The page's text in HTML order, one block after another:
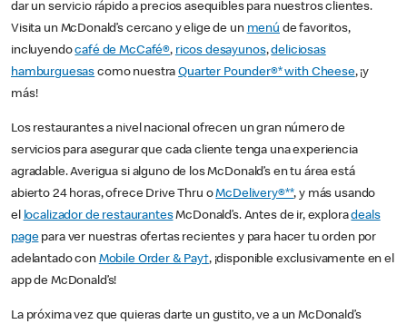
dar un servicio rápido a precios asequibles para nuestros clientes.
Visita un McDonald’s cercano y elige de un menú de favoritos,
incluyendocafé de McCafé®, ricos desayunos,deliciosas
hamburguesas como nuestraQuarter Pounder®* with Cheese, ¡y
más!
Los restaurantes a nivel nacional ofrecen un gran número de
servicios para asegurar que cada cliente tenga una experiencia
agradable. Averigua si alguno de los McDonald’s en tu área está
abierto 24 horas, ofrece Drive Thru oMcDelivery®**, y más usando
el localizador de restaurantesMcDonald’s. Antes de ir, exploradeals
pagepara ver nuestras ofertas recientes y para hacer tu orden por
adelantado con Mobile Order & Pay†, ¡disponible exclusivamente en el
app de McDonald’s!
La próxima vez que quieras darte un gustito, ve a un McDonald’s